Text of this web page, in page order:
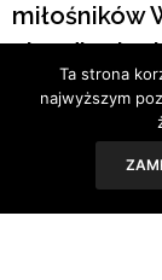
miłośników
ulubionego
osobista i
wszystkie.
Ta strona
najwyższym